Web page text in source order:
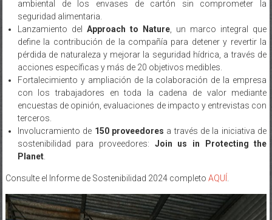
Lanzamiento delApproach to Nature, un marco integral que
define la contribución de la compañía para detener y revertir la
pérdida de naturaleza y mejorar la seguridad hídrica, a través de
acciones específicas y más de 20 objetivos medibles.
Fortalecimiento y ampliación de la colaboración de la empresa
con los trabajadores en toda la cadena de valor mediante
encuestas de opinión, evaluaciones de impacto y entrevistas con
terceros.
Involucramiento de150 proveedoresa través de la iniciativa de
sostenibilidad para proveedores:
Planet.
Consulte el Informe de Sostenibilidad 2024 completo